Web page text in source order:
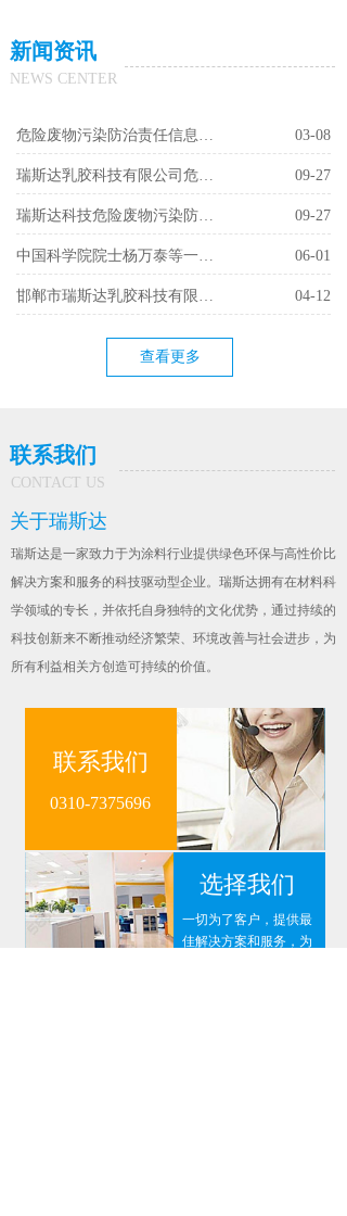
新闻资讯
NEWS CENTER
危险废物污染防治责任信息公开 03-08
瑞斯达乳胶科技有限公司危险废物污染防治责任信息 09-27
瑞斯达科技危险废物污染防治责任信息 09-27
中国科学院院士杨万泰等一行莅临瑞斯达乳胶科技有限公司 06-01
邯郸市瑞斯达乳胶科技有限公司环境治理工程项目竣工环境保护验收公示 04-12
查看更多
联系我们
CONTACT US
关于瑞斯达
瑞斯达是一家致力于为涂料行业提供绿色环保与高性价比
解决方案和服务的科技驱动型企业。瑞斯达拥有在材料科
学领域的专长，并依托自身独特的文化优势，通过持续的
科技创新来不断推动经济繁荣、环境改善与社会进步，为
所有利益相关方创造可持续的价值。
联系我们
0310-7375696
选择我们
一切为了客户，提供最
佳解决方案和服务，为